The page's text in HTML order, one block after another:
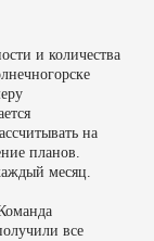
и количества
на
планов.
месяц.
все